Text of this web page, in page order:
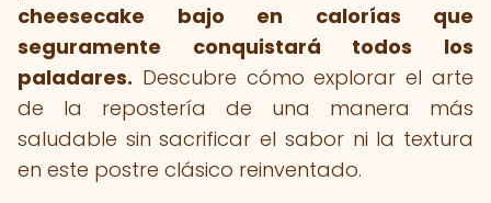
cheesecake bajo en calorías que
seguramente conquistará todos los
paladares. Descubre cómo explorar el arte
de la repostería de una manera más
saludable sin sacrificar el sabor ni la textura
en este postre clásico reinventado.